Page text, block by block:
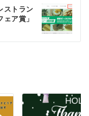
ストラン
ア賞」